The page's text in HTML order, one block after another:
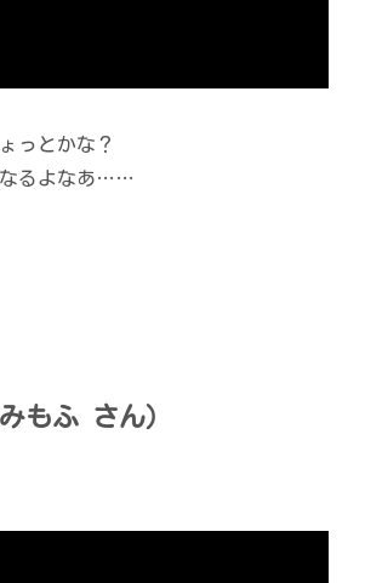
っとかな？
なるよなあ……
もふ さん）